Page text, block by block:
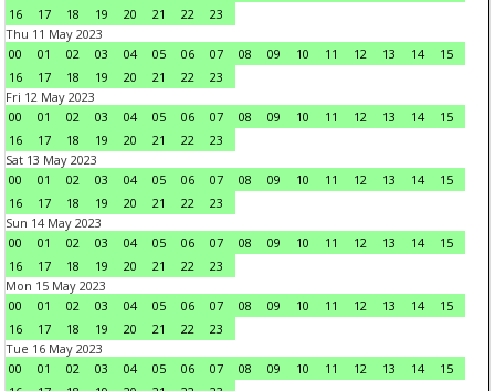
16
17 18 19 20 21 22
23
Thu 11 May 2023
00
01 02 03 04 05 06 07 08 09 10 11 12 13 14
15
16
17 18 19 20 21 22
23
Fri 12 May 2023
00
01 02 03 04 05 06 07 08 09 10 11 12 13 14
15
16
17 18 19 20 21 22
23
Sat 13 May 2023
00
01 02 03 04 05 06 07 08 09 10 11 12 13 14
15
16
17 18 19 20 21 22
23
Sun 14 May 2023
00
01 02 03 04 05 06 07 08 09 10 11 12 13 14
15
16
17 18 19 20 21 22
23
Mon 15 May 2023
00
01 02 03 04 05 06 07 08 09 10 11 12 13 14
15
16
17 18 19 20 21 22
23
Tue 16 May 2023
00
01 02 03 04 05 06 07 08 09 10 11 12 13 14
15